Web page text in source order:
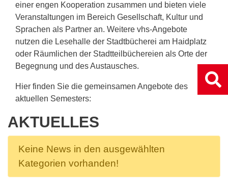
einer engen Kooperation zusammen und bieten viele
Veranstaltungen im Bereich Gesellschaft, Kultur und
Sprachen als Partner an. Weitere vhs-Angebote
nutzen die Lesehalle der Stadtbücherei am Haidplatz
oder Räumlichen der Stadtteilbüchereien als Orte der
Begegnung und des Austausches.
Hier finden Sie die gemeinsamen Angebote des
aktuellen Semesters:
AKTUELLES
Keine News in den ausgewählten
Kategorien vorhanden!